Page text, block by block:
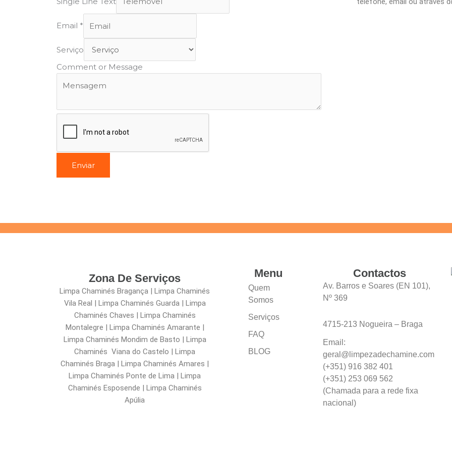
Email *
Serviço
Comment or Message
Enviar
Zona De Serviços
Limpa Chaminés Bragança | Limpa Chaminés
Vila Real | Limpa Chaminés Guarda | Limpa
Chaminés Chaves | Limpa Chaminés
Montalegre | Limpa Chaminés Amarante |
Limpa Chaminés Mondim de Basto | Limpa
Chaminés Viana do Castelo | Limpa
Chaminés Braga | Limpa Chaminés Amares |
Limpa Chaminés Ponte de Lima | Limpa
Chaminés Esposende | Limpa Chaminés
Apúlia
Menu
Quem
Somos
Serviços
FAQ
BLOG
Contactos
Av. Barros e Soares (EN 101),
Nº 369
4715-213 Nogueira – Braga
Email:
geral@limpezadechamine.com
(+351) 916 382 401
(+351) 253 069 562
(Chamada para a rede fixa
nacional)